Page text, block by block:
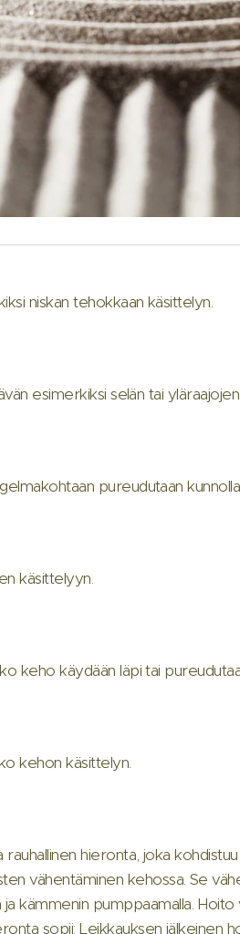
niskan tehokkaan käsittelyn.
esimerkiksi selän tai
pureudutaan
käsittelyyn.
keho käydään läpi tai
kehon käsittelyn.
hieronta, joka
vähentäminen kehossa. Se
kämmenin pumppaamalla.
sopii: Leikkauksen jälkeinen